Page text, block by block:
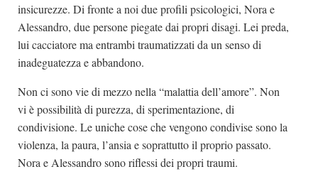
insicurezze. Di fronte a noi due profili psicologici, Nora e
Alessandro, due persone piegate dai propri disagi. Lei preda,
lui cacciatore ma entrambi traumatizzati da un senso di
inadeguatezza e abbandono.
Non ci sono vie di mezzo nella “malattia dell’amore”. Non
vi è possibilità di purezza, di sperimentazione, di
condivisione. Le uniche cose che vengono condivise sono la
violenza, la paura, l’ansia e soprattutto il proprio passato.
Nora e Alessandro sono riflessi dei propri traumi.